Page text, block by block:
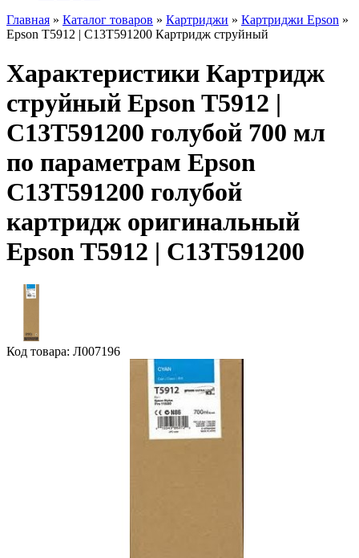
Главная » Каталог товаров » Картриджи » Картриджи Epson »
Epson T5912 | C13T591200 Картридж струйный
Характеристики Картридж
струйный Epson T5912 |
C13T591200 голубой 700 мл
по параметрам Epson
C13T591200 голубой
картридж оригинальный
Epson T5912 | C13T591200
Код товара: Л007196